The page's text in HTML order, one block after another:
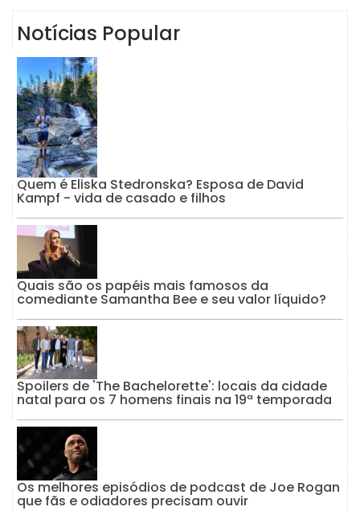
Notícias Popular
Quem é Eliska Stedronska? Esposa de David
Kampf - vida de casado e filhos
Quais são os papéis mais famosos da
comediante Samantha Bee e seu valor líquido?
Spoilers de 'The Bachelorette': locais da cidade
natal para os 7 homens finais na 19ª temporada
Os melhores episódios de podcast de Joe Rogan
que fãs e odiadores precisam ouvir